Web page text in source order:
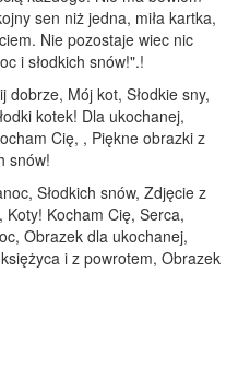
sen niż jedna, miła kartka,
Nie pozostaje wiec nic
i słodkich snów!".!
dobrze, Mój kot, Słodkie sny,
kotek! Dla ukochanej,
Cię, , Piękne obrazki z
snów!
Słodkich snów, Zdjęcie z
Kocham Cię, Serca,
Obrazek dla ukochanej,
i z powrotem, Obrazek